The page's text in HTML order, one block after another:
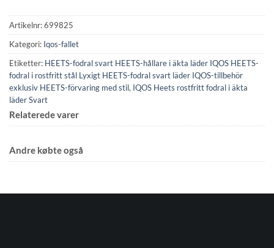
Artikelnr:699825
Kategori: Iqos-fallet
Etiketter: HEETS-fodral svart HEETS-hållare i äkta läder IQOS HEETS-
fodral i rostfritt stål Lyxigt HEETS-fodral svart läder IQOS-tillbehör
exklusiv HEETS-förvaring med stil, IQOS Heets rostfritt fodral i äkta
läder Svart
Relaterede varer
Andre købte også